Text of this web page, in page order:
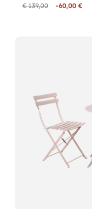
€ 139,00 -60,00 €